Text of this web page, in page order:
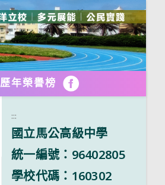
歷年榮譽榜 FB
:::
國立馬公高級中學
統一編號：96402805
學校代碼：160302